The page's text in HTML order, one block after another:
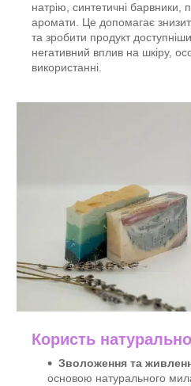
натрію, синтетичні барвники,
аромати. Це допомагає
та зробити продукт
негативний вплив на шкіру,
використанні.
Користь
Зволоження та
основою натурального